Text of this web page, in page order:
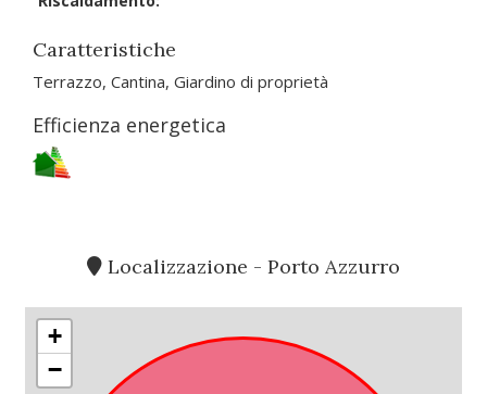
Caratteristiche
Terrazzo, Cantina, Giardino di proprietà
Efficienza energetica
Localizzazione - Porto Azzurro